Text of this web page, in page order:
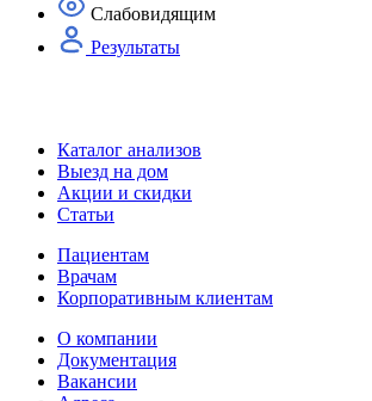
Слабовидящим
Результаты
Каталог анализов
Выезд на дом
Акции и скидки
Статьи
Пациентам
Врачам
Корпоративным клиентам
О компании
Документация
Вакансии